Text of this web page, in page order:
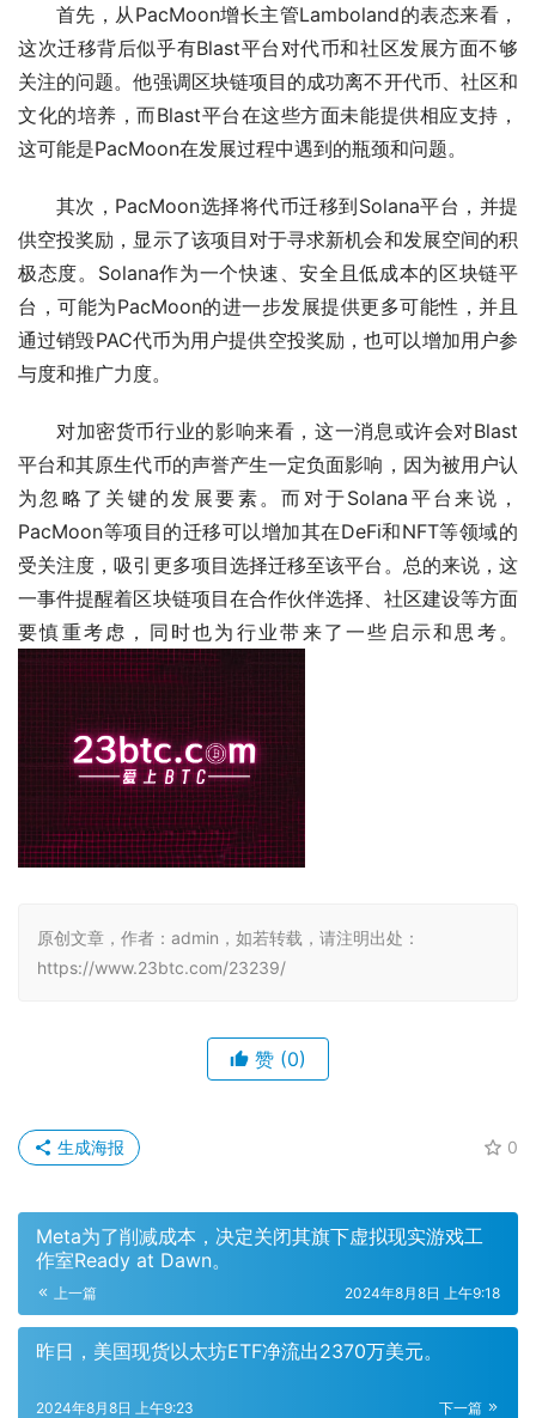
首先，从PacMoon增长主管Lamboland的表态来看，
这次迁移背后似乎有Blast平台对代币和社区发展方面不够
关注的问题。他强调区块链项目的成功离不开代币、社区和
文化的培养，而Blast平台在这些方面未能提供相应支持，
这可能是PacMoon在发展过程中遇到的瓶颈和问题。
其次，PacMoon选择将代币迁移到Solana平台，并提
供空投奖励，显示了该项目对于寻求新机会和发展空间的积
极态度。Solana作为一个快速、安全且低成本的区块链平
台，可能为PacMoon的进一步发展提供更多可能性，并且
通过销毁PAC代币为用户提供空投奖励，也可以增加用户参
与度和推广力度。
对加密货币行业的影响来看，这一消息或许会对Blast
平台和其原生代币的声誉产生一定负面影响，因为被用户认
为忽略了关键的发展要素。而对于Solana平台来说，
PacMoon等项目的迁移可以增加其在DeFi和NFT等领域的
受关注度，吸引更多项目选择迁移至该平台。总的来说，这
一事件提醒着区块链项目在合作伙伴选择、社区建设等方面
要慎重考虑，同时也为行业带来了一些启示和思考。
原创文章，作者：admin，如若转载，请注明出处：
https://www.23btc.com/23239/
赞 (0)
0
生成海报
Meta为了削减成本，决定关闭其旗下虚拟现实游戏工
作室Ready at Dawn。
上一篇 2024年8月8日 上午9:18
昨日，美国现货以太坊ETF净流出2370万美元。
下一篇
2024年8月8日 上午9:23